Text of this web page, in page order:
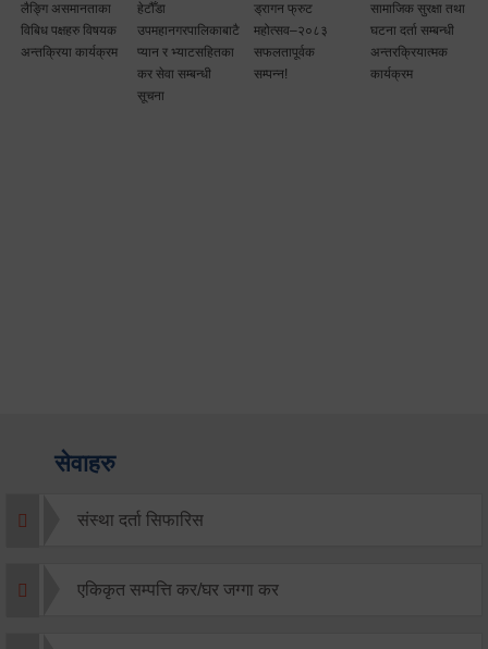
लैङ्गि असमानताका
विबिध पक्षहरु विषयक
अन्तक्रिया कार्यक्रम
हेटौँडा
उपमहानगरपालिकाबाटै
प्यान र भ्याटसहितका
कर सेवा सम्बन्धी
सूचना
ड्रागन फ्रुट
महोत्सव–२०८३
सफलतापूर्वक
सम्पन्न!
सामाजिक सुरक्षा तथा
घटना दर्ता सम्बन्धी
अन्तरक्रियात्मक
कार्यक्रम
सेवाहरु
संस्था दर्ता सिफारिस
एकिकृत सम्पत्ति कर/घर जग्गा कर